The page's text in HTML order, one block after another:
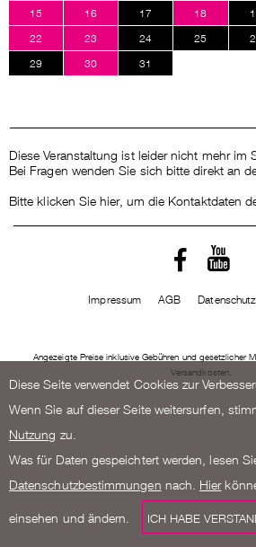
15
16 17 18
22
23 24 25
29
30 31
Diese Seite verwendet Cookies zur
Wenn Sie auf dieser Seite weitersurfen,
Nutzung zu.
Was für Daten gespeichtert werden, lesen
Datenschutzbestimmungennach. Hier
einsehen und ändern.
ICH HABE
Diese Veranstaltung ist leider nicht mehr im
Bei Fragen wenden Sie sich bitte direkt an
Bitte klicken Sie hier, um die Kontaktdaten
Impressum AGB Datenschutz
Angezeigte Preise inklusive Gebühren und gesetzlicher
Versandkosten.